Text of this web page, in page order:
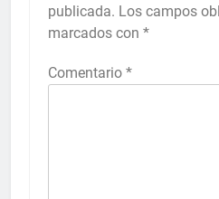
publicada. Los campos
marcados con *
Comentario *